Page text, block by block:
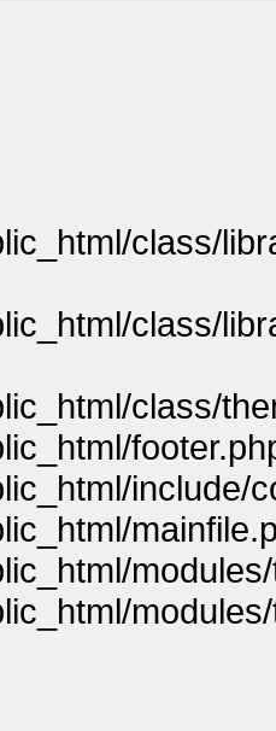
class/
class/
class/
include/